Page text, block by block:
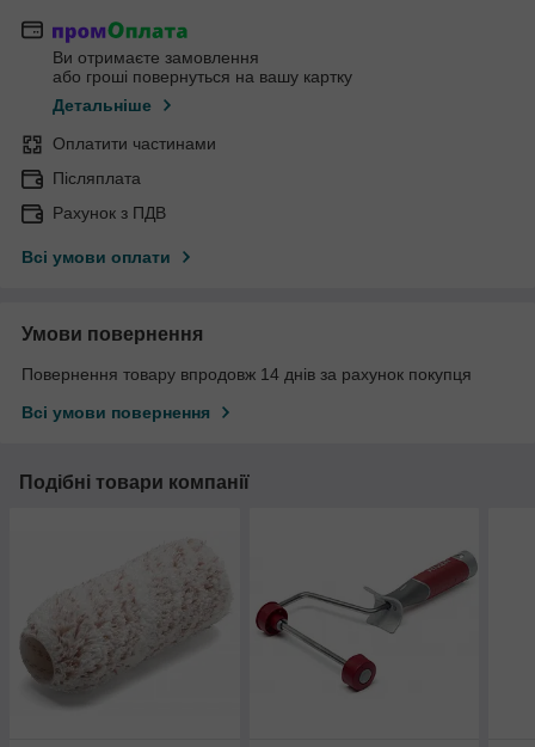
Ви отримаєте замовлення
або гроші повернуться на вашу картку
Детальніше
Оплатити частинами
Післяплата
Рахунок з ПДВ
Всі умови оплати
Умови повернення
Повернення товару впродовж 14 днів за рахунок покупця
Всі умови повернення
Подібні товари компанії